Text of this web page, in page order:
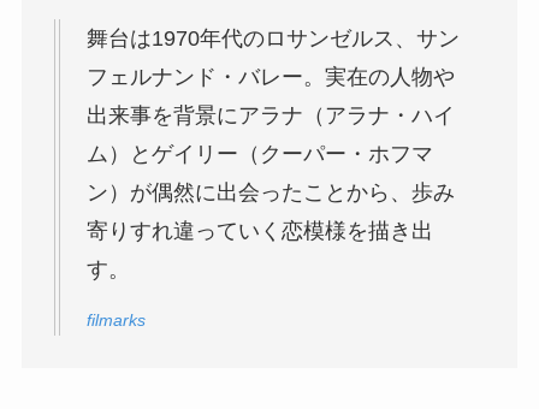
舞台は1970年代のロサンゼルス、サン
フェルナンド・バレー。実在の⼈物や
出来事を背景にアラナ（アラナ・ハイ
ム）とゲイリー（クーパー・ホフマ
ン）が偶然に出会ったことから、歩み
寄りすれ違っていく恋模様を描き出
す。
filmarks